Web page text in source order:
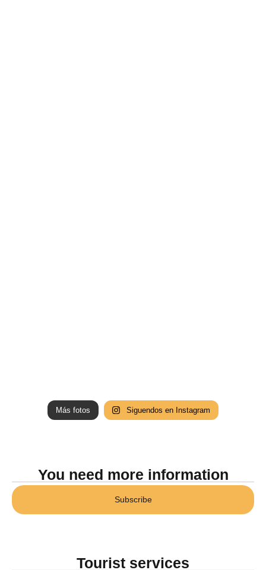
Más fotos Siguendos en Instagram
You need more information
Subscribe
Tourist services